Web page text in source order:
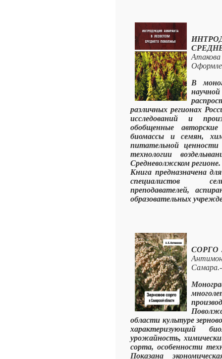
В
различных регионах
исследований и
обобщенные
биомассы и семян,
питательной ценности
технологии
Средневолжском регионе.
Книга предназначена
специалистов
преподавателей,
образовательных
СОРГО
области культуре
характеризующий
урожайность,
сорта, особенности
Показана